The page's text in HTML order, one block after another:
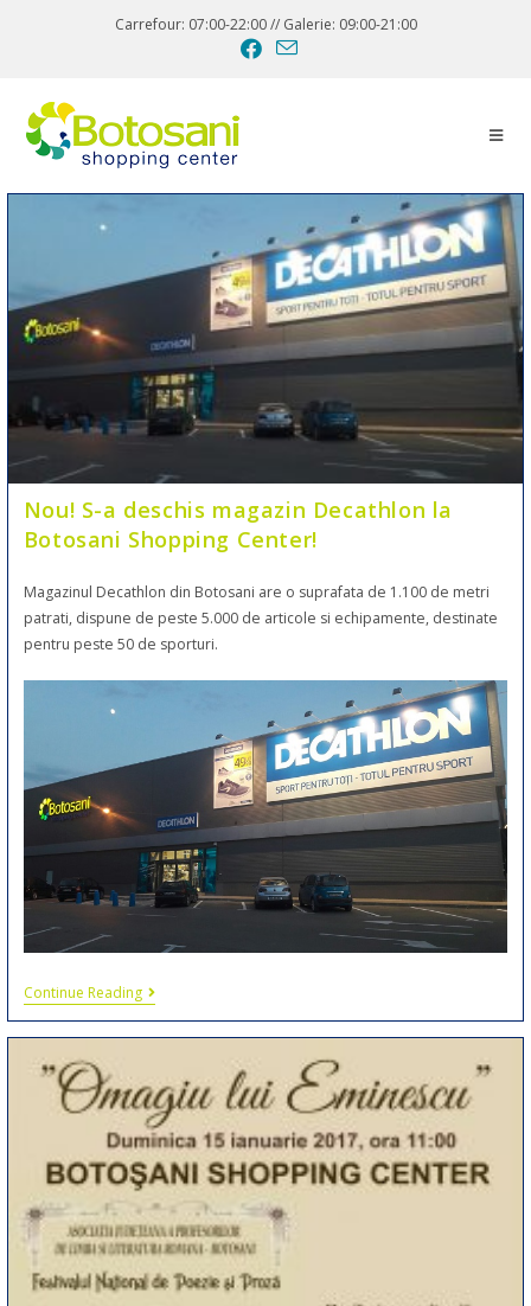
Carrefour: 07:00-22:00 // Galerie: 09:00-21:00
Nou! S-a deschis magazin Decathlon la
Botosani Shopping Center!
Magazinul Decathlon din Botosani are o suprafata de 1.100 de metri
patrati, dispune de peste 5.000 de articole si echipamente, destinate
pentru peste 50 de sporturi.
Continue Reading